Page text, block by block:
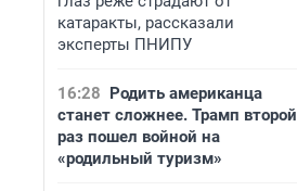
катаракты, рассказали
эксперты ПНИПУ
16:28 Родить американца
станет сложнее. Трамп второй
раз пошел войной на
«родильный туризм»